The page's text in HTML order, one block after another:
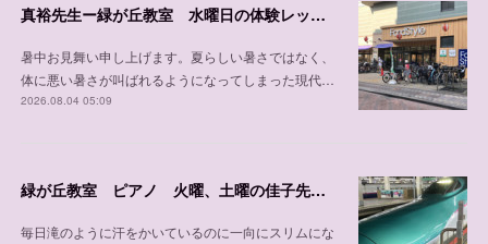
真裕先生ー緑が丘教室 水曜日の体験レッスン可能日程
暑中お見舞い申し上げます。夏らしい暑さではなく、
体に悪い暑さが叫ばれるようになってしまった現代…
2026.08.04 05:09
緑が丘教室 ピアノ 火曜、土曜の佳子先生の紹介
毎日滝のように汗をかいているのに一向にスリムにな